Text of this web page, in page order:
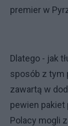
premier w
Dlatego - jak
sposób z tym
zawartą w
pewien
Polacy mogli